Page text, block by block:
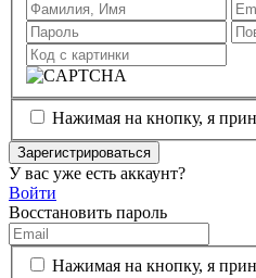
Нажимая на кнопку, я
Зарегистрироваться
У вас уже есть аккаунт?
Войти
Восстановить пароль
Нажимая на кнопку, я